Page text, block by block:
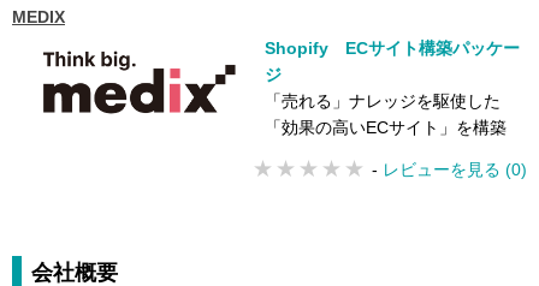
MEDIX
Shopify ECサイト構築パッケー
ジ
「売れる」ナレッジを駆使した
「効果の高いECサイト」を構築
- レビューを見る (0)
会社概要